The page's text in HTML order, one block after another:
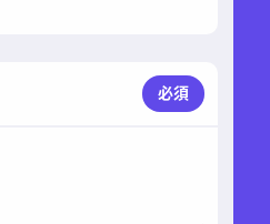
必須